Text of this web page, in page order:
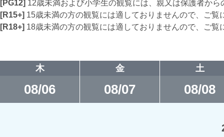
[PG12] 12歳未満および小学生の観覧には、親又は保護者か
[R15+] 15歳未満の方の観覧には適しておりませんので、ご覧
[R18+] 18歳未満の方の観覧には適しておりませんので、ご覧
木
08/06
金
08/07
土
08/08